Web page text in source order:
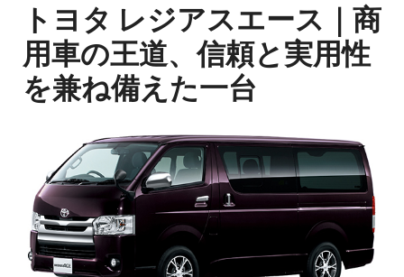
トヨタ レジアスエース｜商
用車の王道、信頼と実用性
を兼ね備えた一台